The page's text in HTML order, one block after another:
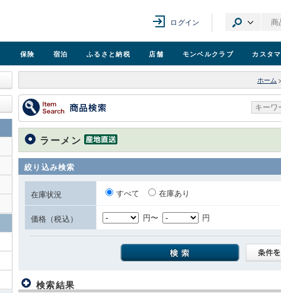
ログイン
保険 宿泊 ふるさと納税 店舗 モンベルクラブ カスタ
ホーム >
ラーメン
絞り込み検索
在庫状況 すべて 在庫あり
価格（税込） 円〜 円
検索結果